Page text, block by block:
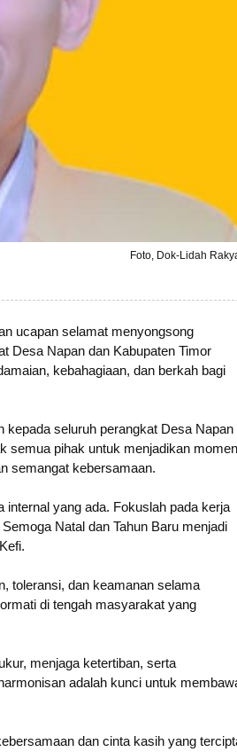
Foto, Dok-Lidah
ucapan selamat menyongsong
Desa Napan dan Kabupaten Timor
kebahagiaan, dan berkah bagi
seluruh perangkat Desa Napan
semua pihak untuk menjadikan momen
semangat kebersamaan.
yang ada. Fokuslah pada kerja
Natal dan Tahun Baru menjadi
toleransi, dan keamanan selama
di tengah masyarakat yang
menjaga ketertiban, serta
adalah kunci untuk
dan cinta kasih yang